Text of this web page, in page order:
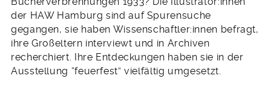
der HAW Hamburg sind auf Spurensuche
gegangen, sie haben Wissenschaftler:innen befragt,
ihre Großeltern interviewt und in Archiven
recherchiert. Ihre Entdeckungen haben sie in der
Ausstellung “feuerfest” vielfältig umgesetzt.